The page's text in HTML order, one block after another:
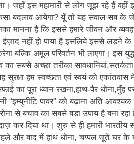
जहाँ इस महामारी से लोग जूझ रहे हैं
बदलाव आयेगा? यूँ तो यह सवाल सब के
मानना है कि इससे हमारे जीवन और
नहीं हो पाया है इसलिये इससे लड़ने के
बल्कि अमूल परिवर्तन भी लाएगा। इस
सबसे अच्छा तरीका
सुरक्षा हम स्वच्छता एवं स्वयं को
का पूरा ध्यान रखना,हाथ-पैर
“इम्युनीटि पावर” को बढ़ाना अति आवश्यक
से बचाव का सबसे बड़ा उपाय है बना
दिया था। शुरु से ही हमारी भारतीय
और बाद में हाथ धोना, चप्पल जूते घर के